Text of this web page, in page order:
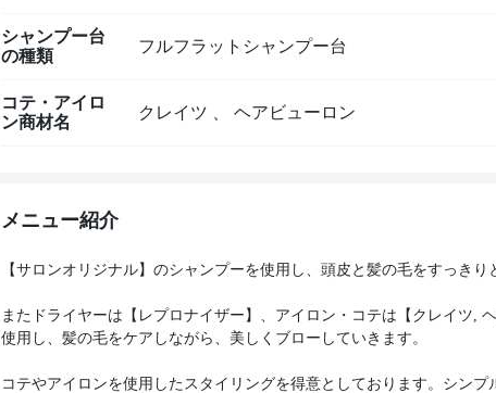
シャンプー台
の種類
フルフラットシャンプー台
コテ・アイロ
ン商材名
クレイツ ヘアビューロン
メニュー紹介
【サロンオリジナル】のシャンプーを使用し、頭皮と髪の毛をすっきり
またドライヤーは【レプロナイザー】、アイロン・コテは【クレイツ,
使用し、髪の毛をケアしながら、美しくブローしていきます。
コテやアイロンを使用したスタイリングを得意としております。シンプ